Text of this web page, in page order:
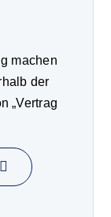
machen
der
„Vertrag